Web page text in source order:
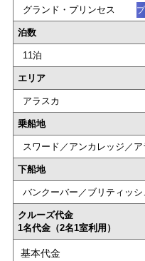
グランド・プリンセス
泊数
11泊
エリア
アラスカ
乗船地
スワード／アンカレッジ／ア
下船地
バンクーバー／ブリティッシ
クルーズ代金
1名代金（2名1室利用）
基本代金